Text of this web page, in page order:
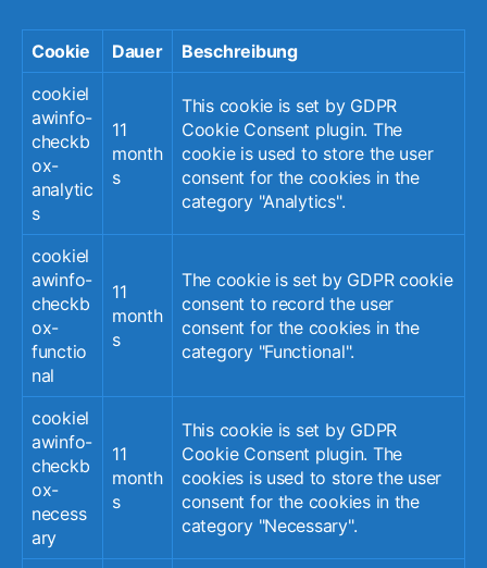
Ideen für den Stadtteil(11) Graffiti
Spielplatz Hermannstaße
Global Water Dance
(10) Refugio e.V.(10)
Bezirksvertretung Oberbarmen (10) Spotlight(10)
Kunst
(10) Gesamtschule Langerfeld(10)
Stadtteilbibliothek
(10) Austauschen(10)
Nachbarschaftspark Oberbarmen (9)
Nachbarschaftsetage(9) Stadtteilfest(9)
Spielen
Villa Luhns(9) Wichernhaus(9)
VDK
(9)
SkF Bergischland(9) Familienfest(9)
Durchführen
Crowdfunding(9) QUGA(8)
Smart City
(8) Ausstellung(8) Schwarzbach
Bezirksvertretung
Video(8) Mosaik (8)
Wichlinghauser Kicker e.V.(8) Wi4U(8)
Jobcenter(8) Investive Maßnahme(8)
Cookie Dauer
Beschreibung
cookiel
awinfo-
checkb
ox-
analytic
s
11
month
s
This cookie is set by GDPR
Cookie Consent plugin. The
cookie is used to store the user
consent for the cookies in the
category "Analytics".
cookiel
awinfo-
checkb
ox-
functio
nal
11
month
s
The cookie is set by GDPR cookie
consent to record the user
consent for the cookies in the
category "Functional".
cookiel
awinfo-
checkb
ox-
necess
ary
11
month
s
This cookie is set by GDPR
Cookie Consent plugin. The
cookies is used to store the user
consent for the cookies in the
category "Necessary".